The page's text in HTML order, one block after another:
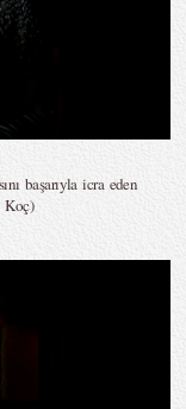
başarıyla icra eden
Koç)